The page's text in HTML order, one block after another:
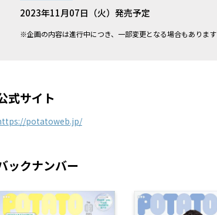
2023年11月07日（火）発売予定
※企画の内容は進行中につき、一部変更となる場合もあります
式サイト
potatoweb.jp/
ックナンバー